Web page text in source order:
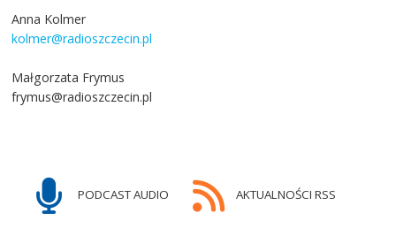
Anna Kolmer
kolmer@radioszczecin.pl
Małgorzata Frymus
frymus@radioszczecin.pl
PODCAST AUDIO AKTUALNOŚCI RSS